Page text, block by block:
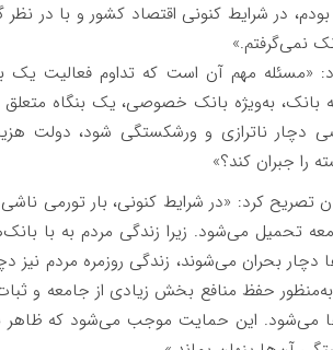
در شرایط کنونی اقتصاد کشور و با در
نمی‌گرفتم.»
«مسئله مهم آن است که تداوم فعالیت
بانک، به‌ویژه بانک خصوصی، یک بنگاه
دچار ناترازی و ورشکستگی شود، دولت
را جبران کند؟»
تصریح کرد: «در شرایط کنونی، بار تورمی
تحمیل می‌شود. زیرا زندگی مردم به با
دچار بحران می‌شوند، زندگی روزمره مردم نیز
حفظ منافع بخش زیادی از جامعه و
می‌شود. این حمایت موجب می‌شود که ظاهر